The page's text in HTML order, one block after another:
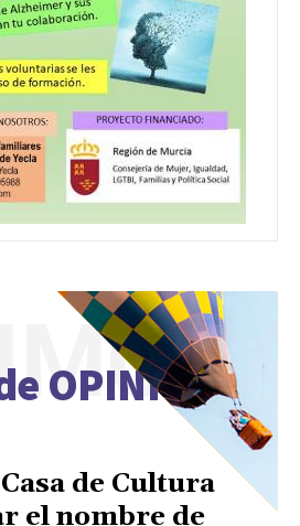
OPINIÓN
de Cultura
el nombre de